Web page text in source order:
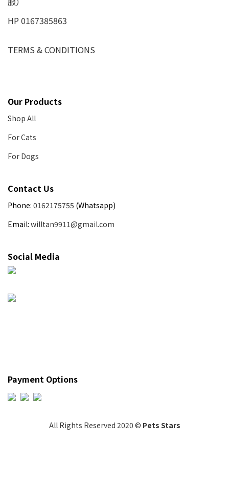
HP 0167385863
TERMS & CONDITIONS
Our Products
Shop All
For Cats
For Dogs
Contact Us
Phone: 0162175755 (Whatsapp)
Email: willtan9911@gmail.com
Social Media
Payment Options
All Rights Reserved 2020 © Pets Stars